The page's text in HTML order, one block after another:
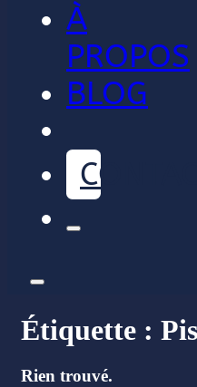
À
PROPOS
BLOG
Étiquette :
Rien trouvé.